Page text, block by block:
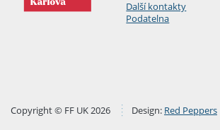
Další kontakty
Podatelna
Copyright © FF UK 2026 Design: Red Peppers